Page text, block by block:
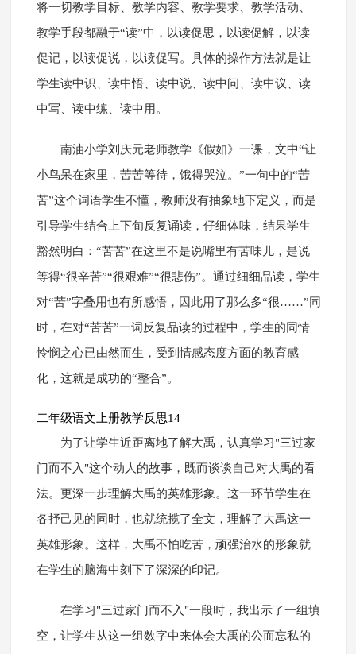
将一切教学目标、教学内容、教学要求、教学活动、
教学手段都融于“读”中，以读促思，以读促解，以读
促记，以读促说，以读促写。具体的操作方法就是让
学生读中识、读中悟、读中说、读中问、读中议、读
中写、读中练、读中用。
南油小学刘庆元老师教学《假如》一课，文中“让
小鸟呆在家里，苦苦等待，饿得哭泣。”一句中的“苦
苦”这个词语学生不懂，教师没有抽象地下定义，而是
引导学生结合上下旬反复诵读，仔细体味，结果学生
豁然明白：“苦苦”在这里不是说嘴里有苦味儿，是说
等得“很辛苦”“很艰难”“很悲伤”。通过细细品读，学生
对“苦”字叠用也有所感悟，因此用了那么多“很……”同
时，在对“苦苦”一词反复品读的过程中，学生的同情
怜悯之心已由然而生，受到情感态度方面的教育感
化，这就是成功的“整合”。
二年级语文上册教学反思14
为了让学生近距离地了解大禹，认真学习"三过家
门而不入"这个动人的故事，既而谈谈自己对大禹的看
法。更深一步理解大禹的英雄形象。这一环节学生在
各抒己见的同时，也就统揽了全文，理解了大禹这一
英雄形象。这样，大禹不怕吃苦，顽强治水的形象就
在学生的脑海中刻下了深深的印记。
在学习"三过家门而不入"一段时，我出示了一组填
空，让学生从这一组数字中来体会大禹的公而忘私的